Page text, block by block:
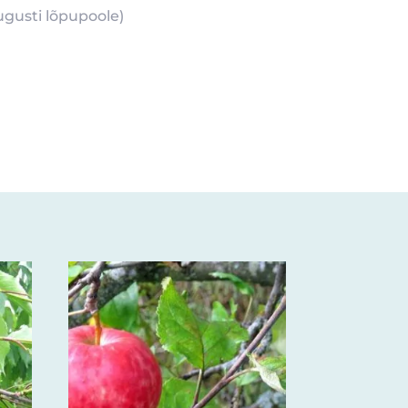
lõpupoole)